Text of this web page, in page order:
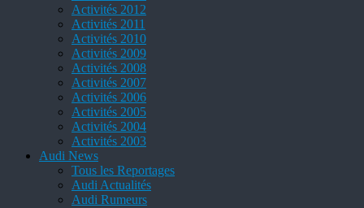
Activités 2012
Activités 2011
Activités 2010
Activités 2009
Activités 2008
Activités 2007
Activités 2006
Activités 2005
Activités 2004
Activités 2003
Audi News
Tous les Reportages
Audi Actualités
Audi Rumeurs